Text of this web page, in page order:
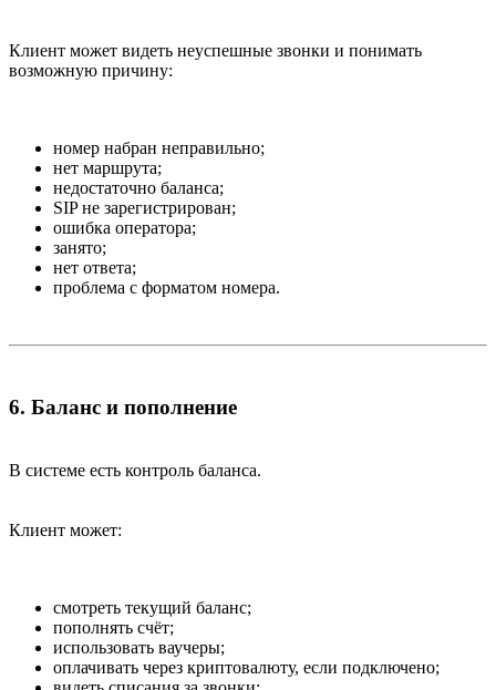
Клиент может видеть неуспешные звонки и понимать
возможную причину:
номер набран неправильно;
нет маршрута;
недостаточно баланса;
SIP не зарегистрирован;
ошибка оператора;
занято;
нет ответа;
проблема с форматом номера.
6. Баланс и пополнение​
В системе есть контроль баланса.
Клиент может:
смотреть текущий баланс;
пополнять счёт;
использовать ваучеры;
оплачивать через криптовалюту, если подключено;